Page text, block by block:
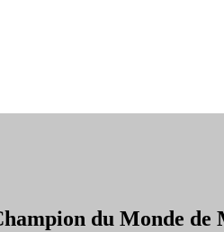
du Monde